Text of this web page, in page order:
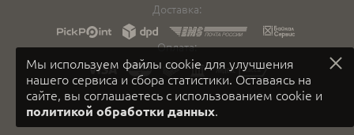
Мы используем файлы cookie для улучшения
нашего сервиса и сбора статистики. Оставаясь на
сайте, вы соглашаетесь с использованием cookie и
политикой обработки данных.
Доставка:
Оплата: